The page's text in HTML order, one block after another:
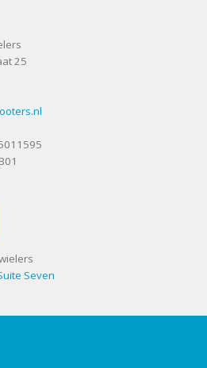
25
Seven